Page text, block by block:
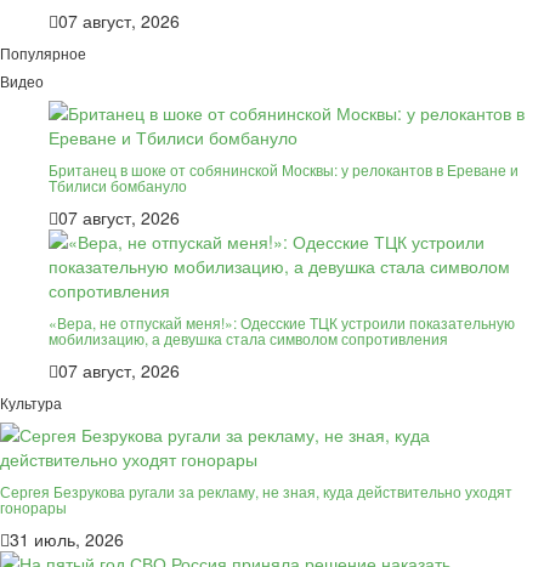
07 август, 2026
Популярное
Видео
Британец в шоке от собянинской Москвы: у релокантов в Ереване и
Тбилиси бомбануло
07 август, 2026
«Вера, не отпускай меня!»: Одесские ТЦК устроили показательную
мобилизацию, а девушка стала символом сопротивления
07 август, 2026
Культура
Сергея Безрукова ругали за рекламу, не зная, куда действительно уходят
гонорары
31 июль, 2026